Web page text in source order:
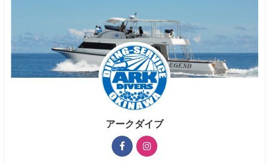
アークダイブ